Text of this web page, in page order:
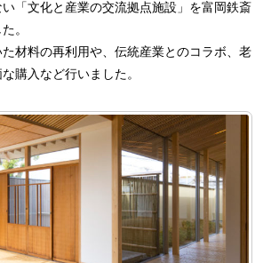
「文化と産業の交流拠点施設」を富岡鉄斎
。
材料の再利用や、伝統産業とのコラボ、老
購入など行いました。